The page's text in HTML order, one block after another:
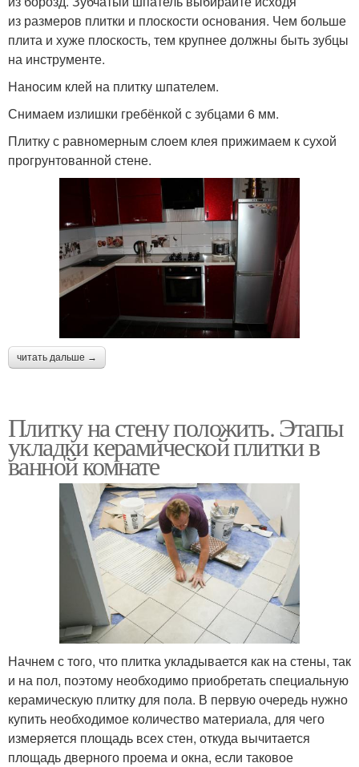
из размеров плитки и плоскости основания. Чем больше
плита и хуже плоскость, тем крупнее должны быть зубцы
на инструменте.
Наносим клей на плитку шпателем.
Снимаем излишки гребёнкой с зубцами 6 мм.
Плитку с равномерным слоем клея прижимаем к сухой
прогрунтованной стене.
читать дальше →
Плитку на стену положить. Этапы
укладки керамической плитки в
ванной комнате
Начнем с того, что плитка укладывается как на стены, так
и на пол, поэтому необходимо приобретать специальную
керамическую плитку для пола. В первую очередь нужно
купить необходимое количество материала, для чего
измеряется площадь всех стен, откуда вычитается
площадь дверного проема и окна, если таковое